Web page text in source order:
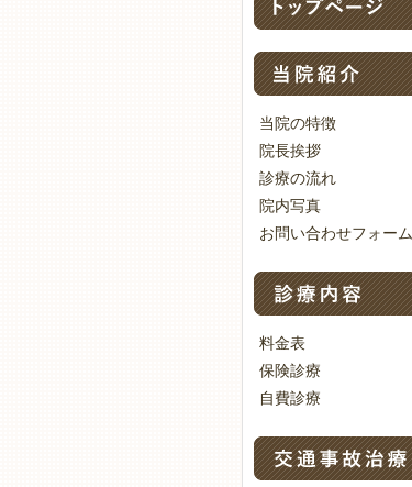
当院の特徴
院長挨拶
診療の流れ
院内写真
お問い合わせフォーム
料金表
保険診療
自費診療